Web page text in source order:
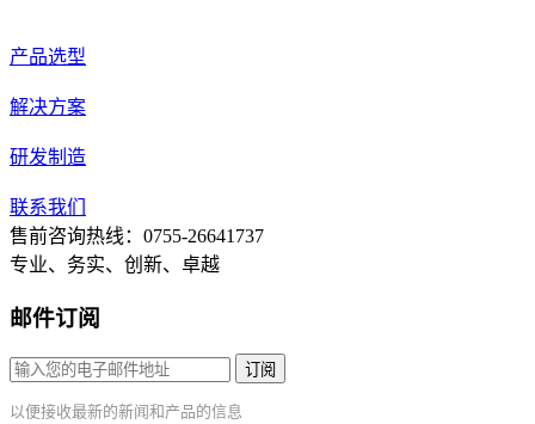
产品选型
解决方案
研发制造
联系我们
售前咨询热线：0755-26641737
专业、务实、创新、卓越
邮件订阅
订阅
以便接收最新的新闻和产品的信息